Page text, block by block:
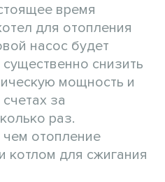
время
для отопления
насос будет
снизить
мощность и
за
раз.
отопление
котлом для сжигания